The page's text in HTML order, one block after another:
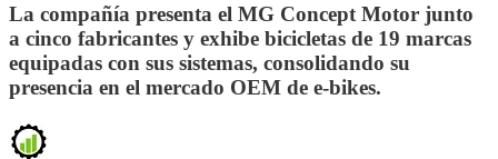
La compañía presenta el MG Concept Motor junto
a cinco fabricantes y exhibe bicicletas de 19 marcas
equipadas con sus sistemas, consolidando su
presencia en el mercado OEM de e-bikes.